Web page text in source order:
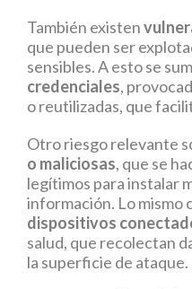
También existen
que pueden ser
sensibles. A esto se
credenciales,
o reutilizadas, que
Otro riesgo relevante
o maliciosas, que se
legítimos para instalar
información. Lo mismo
dispositivos
salud, que recolectan
la superficie de ataque.